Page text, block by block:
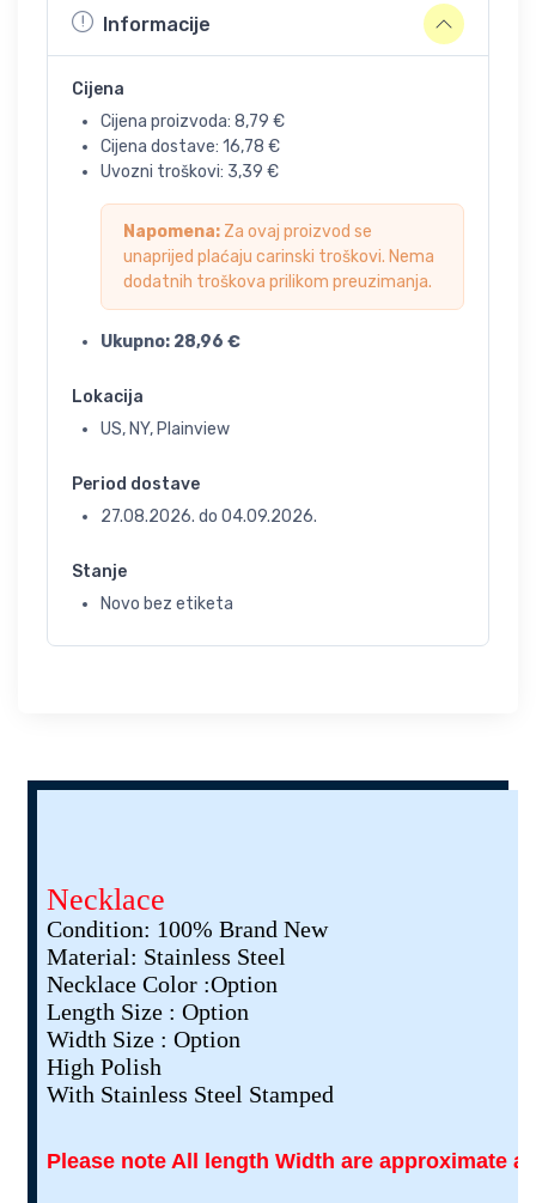
Informacije
Cijena
Cijena proizvoda: 8,79 €
Cijena dostave: 16,78 €
Uvozni troškovi: 3,39 €
Napomena: Za ovaj proizvod se
unaprijed plaćaju carinski troškovi. Nema
dodatnih troškova prilikom preuzimanja.
Ukupno: 28,96 €
Lokacija
US, NY, Plainview
Period dostave
27.08.2026. do 04.09.2026.
Stanje
Novo bez etiketa